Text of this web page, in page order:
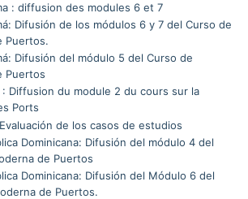
: diffusion des modules 6 et 7
Difusión de los módulos 6 y 7 del Curso de
Puertos.
Difusión del módulo 5 del Curso de
Puertos
: Diffusion du module 2 du cours sur la
Ports
de los casos de estudios
Dominicana: Difusión del módulo 4 del
de Puertos
Dominicana: Difusión del Módulo 6 del
de Puertos.